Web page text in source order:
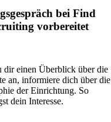
bei Find
vorbereitet
dir einen Überblick über die
an, informiere dich über die
der Einrichtung. So
dein Interesse.